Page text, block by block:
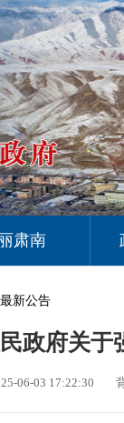
肃南
最新公告
政府关
06-03 17:22:30